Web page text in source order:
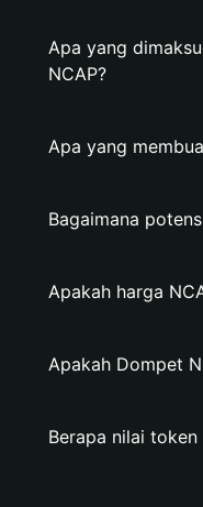
Apa yang
NCAP?
Apa yang
Bagaimana
Apakah harga
Apakah Dompet
Berapa nilai token